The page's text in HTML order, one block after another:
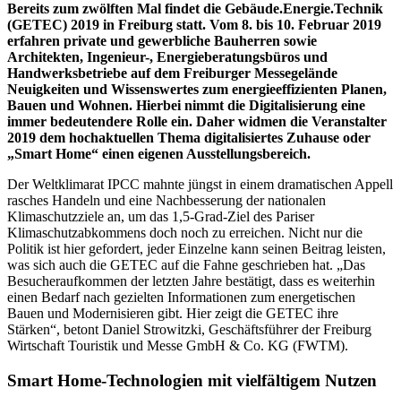
Bereits zum zwölften Mal findet die Gebäude.Energie.Technik
(GETEC) 2019 in Freiburg statt. Vom 8. bis 10. Februar 2019
erfahren private und gewerbliche Bauherren sowie
Architekten, Ingenieur-, Energieberatungsbüros und
Handwerksbetriebe auf dem Freiburger Messegelände
Neuigkeiten und Wissenswertes zum energieeffizienten Planen,
Bauen und Wohnen. Hierbei nimmt die Digitalisierung eine
immer bedeutendere Rolle ein. Daher widmen die Veranstalter
2019 dem hochaktuellen Thema digitalisiertes Zuhause oder
„Smart Home“ einen eigenen Ausstellungsbereich.
Der Weltklimarat IPCC mahnte jüngst in einem dramatischen Appell
rasches Handeln und eine Nachbesserung der nationalen
Klimaschutzziele an, um das 1,5-Grad-Ziel des Pariser
Klimaschutzabkommens doch noch zu erreichen. Nicht nur die
Politik ist hier gefordert, jeder Einzelne kann seinen Beitrag leisten,
was sich auch die GETEC auf die Fahne geschrieben hat. „Das
Besucheraufkommen der letzten Jahre bestätigt, dass es weiterhin
einen Bedarf nach gezielten Informationen zum energetischen
Bauen und Modernisieren gibt. Hier zeigt die GETEC ihre
Stärken“, betont Daniel Strowitzki, Geschäftsführer der Freiburg
Wirtschaft Touristik und Messe GmbH & Co. KG (FWTM).
Smart Home-Technologien mit vielfältigem Nutzen